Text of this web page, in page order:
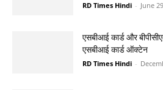
RD Times Hindi - June
एसबीआई कार्ड और
एसबीआई कार्ड ऑक्टेन
RD Times Hindi -